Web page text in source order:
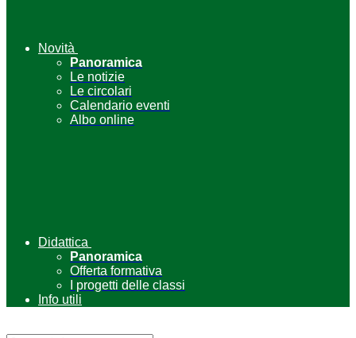
Novità
Panoramica
Le notizie
Le circolari
Calendario eventi
Albo online
Didattica
Panoramica
Offerta formativa
I progetti delle classi
Info utili